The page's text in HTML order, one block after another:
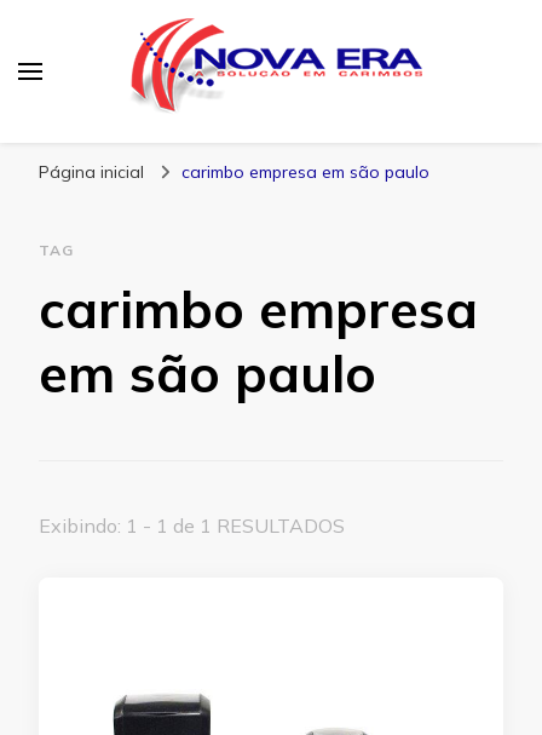
Página inicial carimbo empresa em são paulo
TAG
carimbo empresa
em são paulo
Exibindo: 1 - 1 de 1 RESULTADOS